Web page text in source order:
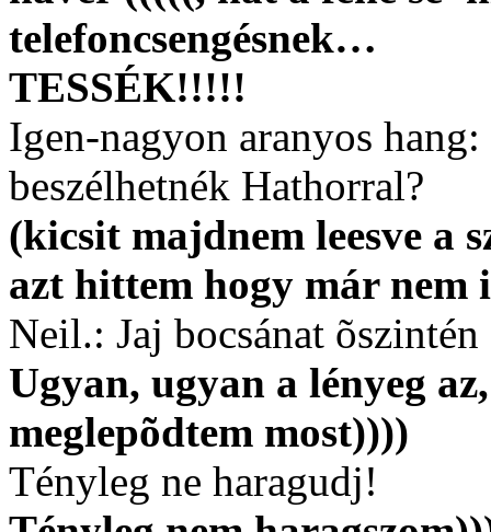
telefoncsengésnek…
TESSÉK!!!!!
Igen-nagyon aranyos
beszélhetnék Hathorral?
(kicsit majdnem leesve a
azt hittem hogy már nem
Neil.: Jaj bocsánat
Ugyan, ugyan a lényeg
meglepõdtem most))))
Tényleg ne haragudj!